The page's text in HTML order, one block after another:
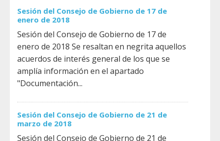
Sesión del Consejo de Gobierno de 17 de
enero de 2018
Sesión del Consejo de Gobierno de 17 de
enero de 2018 Se resaltan en negrita aquellos
acuerdos de interés general de los que se
amplía información en el apartado
"Documentación...
Sesión del Consejo de Gobierno de 21 de
marzo de 2018
Sesión del Consejo de Gobierno de 21 de